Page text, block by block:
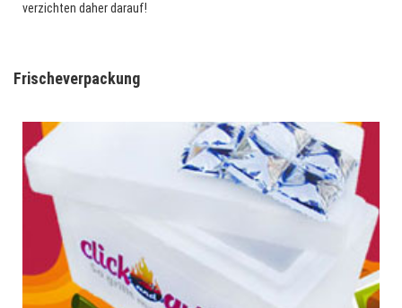
verzichten daher darauf!
Frischeverpackung